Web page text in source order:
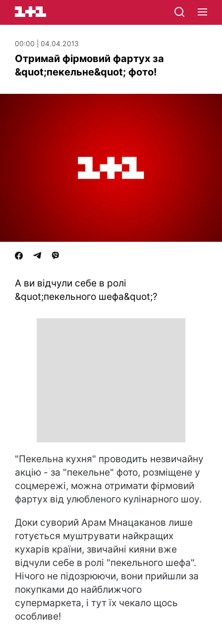
00:00 | 04.04.2013
Отримай фірмовий фартух за
&quot;пекельне&quot; фото!
А ви відчули себе в ролі
&quot;пекельного шефа&quot;?
"Пекельна кухня" проводить незвичайну
акцію - за "пекельне" фото, розміщене у
соцмережі, можна отримати фірмовий
фартух від улюбленого кулінарного шоу.
Доки суворий Арам Мнацаканов лише
готується муштрувати найкращих
кухарів країни, звичайні кияни вже
відчули себе в ролі "пекельного шефа".
Нічого не підозрюючи, вони прийшли за
покупками до найближчого
супермаркета, і тут їх чекало щось
особливе!